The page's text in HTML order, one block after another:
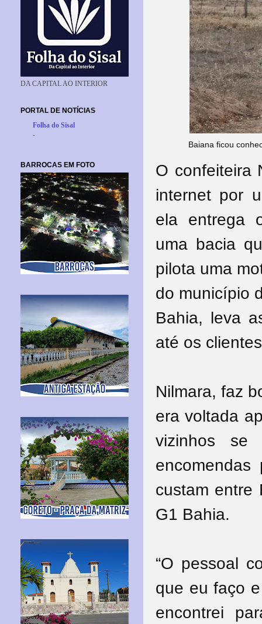
Baiana ficou
O confeiteira
internet por
ela entrega
uma bacia
pilota uma
do município
Bahia, leva
até os
Nilmara, faz
era voltada
vizinhos se
custam entre
G1 Bahia.
“O pessoal
que eu faço
encontrei
DA CAPITAL AO INTERIOR
PORTAL DE NOTÍCIAS
Folha do Sisal
-
BARROCAS EM FOTO